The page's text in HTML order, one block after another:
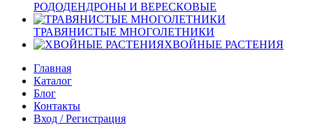
РОДОДЕНДРОНЫ И ВЕРЕСКОВЫЕ
ТРАВЯНИСТЫЕ МНОГОЛЕТНИКИ
ХВОЙНЫЕ РАСТЕНИЯ
Главная
Каталог
Блог
Контакты
Вход / Регистрация